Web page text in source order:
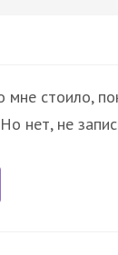
мне стоило,
нет, не